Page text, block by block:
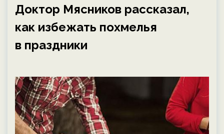
Доктор Мясников рассказал,
как избежать похмелья
в праздники